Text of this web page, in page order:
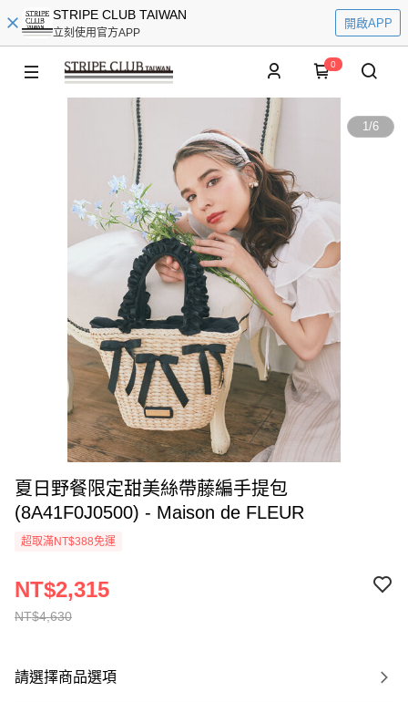
STRIPE CLUB TAIWAN
立刻使用官方APP
開啟APP
0
1/6
夏日野餐限定甜美絲帶藤編手提包
(8A41F0J0500) - Maison de FLEUR
超取滿NT$388免運
NT$4,630
NT$2,315
請選擇商品選項